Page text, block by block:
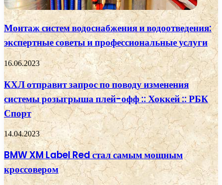
Монтаж систем водоснабжения и водоотведения:
экспертные советы и профессиональные услуги
16.06.2023
КХЛ отправит запрос по поводу изменения
системы розыгрыша плей-офф :: Хоккей :: РБК
Спорт
14.04.2023
BMW XM Label Red стал самым мощным
кроссовером